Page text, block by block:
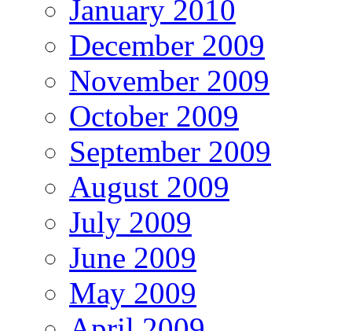
January 2010
December 2009
November 2009
October 2009
September 2009
August 2009
July 2009
June 2009
May 2009